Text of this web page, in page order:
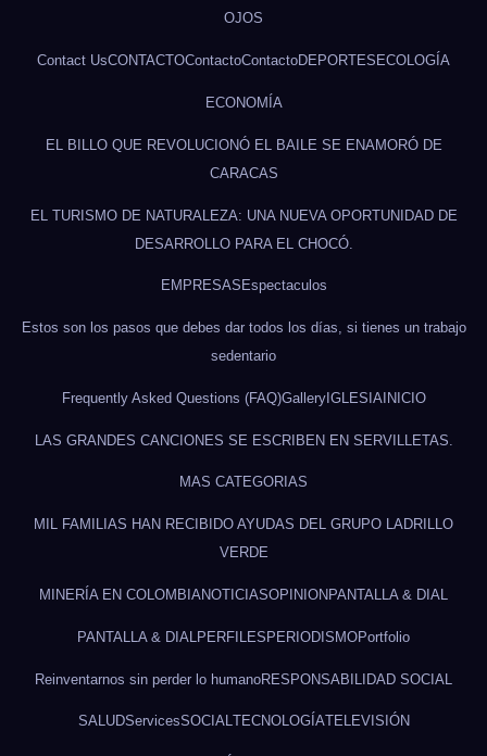
OJOS
Contact UsCONTACTOContactoContactoDEPORTES ECOLOGÍA
ECONOMÍA
EL BILLO QUE REVOLUCIONÓ EL BAILE SE ENAMORÓ DE
CARACAS
EL TURISMO DE NATURALEZA: UNA NUEVA OPORTUNIDAD DE
DESARROLLO PARA EL CHOCÓ.
EMPRESAS Espectaculos
Estos son los pasos que debes dar todos los días, si tienes un trabajo
sedentario
Frequently Asked Questions (FAQ)GalleryIGLESIA INICIO
LAS GRANDES CANCIONES SE ESCRIBEN EN SERVILLETAS.
MAS CATEGORIAS
MIL FAMILIAS HAN RECIBIDO AYUDAS DEL GRUPO LADRILLO
VERDE
MINERÍA EN COLOMBIANOTICIASOPINION PANTALLA & DIAL
PANTALLA & DIAL PERFILES PERIODISMOPortfolio
Reinventarnos sin perder lo humanoRESPONSABILIDAD SOCIAL
SALUDServicesSOCIALTECNOLOGÍATELEVISIÓN